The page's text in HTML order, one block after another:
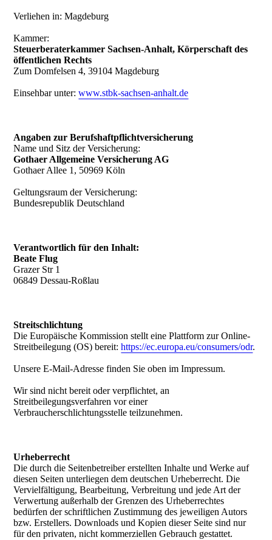
Verliehen in: Magdeburg
Kammer:
Steuerberaterkammer Sachsen-Anhalt, Körperschaft des
öffentlichen Rechts
Zum Domfelsen 4, 39104 Magdeburg
Einsehbar unter:www.stbk-sachsen-anhalt.de
Angaben zur Berufshaftpflichtversicherung
Name und Sitz der Versicherung:
Gothaer Allgemeine Versicherung AG
Gothaer Allee 1, 50969 Köln
Geltungsraum der Versicherung:
Bundesrepublik Deutschland
Verantwortlich für den Inhalt:
Beate Flug
Grazer Str 1
06849 Dessau-Roßlau
Streitschlichtung
Die Europäische Kommission stellt eine Plattform zur Online-
Streitbeilegung (OS) bereit:https://ec.europa.eu/consumers/odr.
Unsere E-Mail-Adresse finden Sie oben im Impressum.
Wir sind nicht bereit oder verpflichtet, an
Streitbeilegungsverfahren vor einer
Verbraucherschlichtungsstelle teilzunehmen.
Urheberrecht
Die durch die Seitenbetreiber erstellten Inhalte und Werke auf
diesen Seiten unterliegen dem deutschen Urheberrecht. Die
Vervielfältigung, Bearbeitung, Verbreitung und jede Art der
Verwertung außerhalb der Grenzen des Urheberrechtes
bedürfen der schriftlichen Zustimmung des jeweiligen Autors
bzw. Erstellers. Downloads und Kopien dieser Seite sind nur
für den privaten, nicht kommerziellen Gebrauch gestattet.